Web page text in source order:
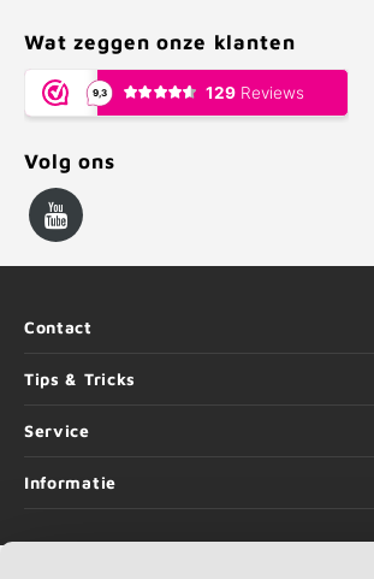
Wat zeggen onze klanten
Volg ons
Contact
Tips & Tricks
Service
Informatie